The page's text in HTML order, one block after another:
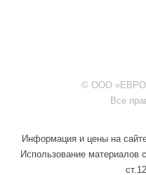
© ООО
Все
Информация и цены на
Использование материалов